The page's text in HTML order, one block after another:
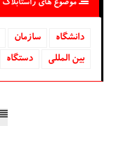
موضوع های راستابلاگ
دانشگاه‌ سازمان
بین المللی
دستگاه